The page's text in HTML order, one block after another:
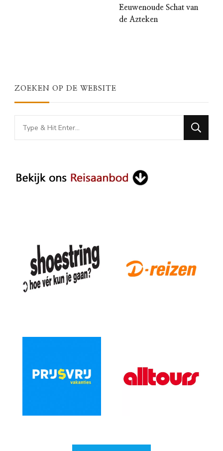
Eeuwenoude Schat van
de Azteken
ZOEKEN OP DE WEBSITE
Looking
for